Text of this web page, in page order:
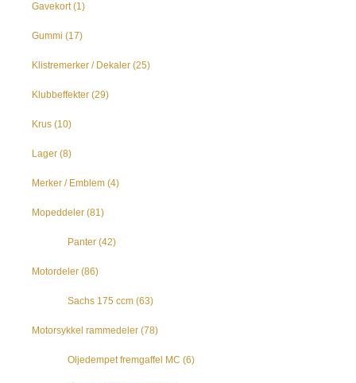
Gavekort (1)
Gummi (17)
Klistremerker / Dekaler (25)
Klubbeffekter (29)
Krus (10)
Lager (8)
Merker / Emblem (4)
Mopeddeler (81)
Panter (42)
Motordeler (86)
Sachs 175 ccm (63)
Motorsykkel rammedeler (78)
Oljedempet fremgaffel MC (6)